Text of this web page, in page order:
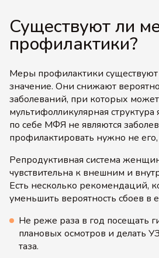
Существуют ли
профилактики?
Меры профилактики
значение. Они снижают
заболеваний, при которых
мультифолликулярная структура
по себе МФЯ не являются
профилактировать нужно не
Репродуктивная система
чувствительна к внешним и
Есть несколько рекомендаций,
уменьшить вероятность сбоев в
Не реже раза в год посещать
плановых осмотров и делать
таза.